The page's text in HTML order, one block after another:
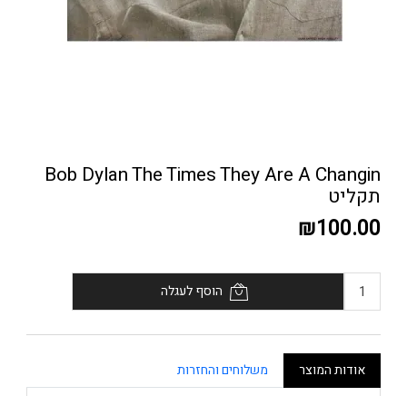
Bob Dylan The Times They Are A Changin
תקליט
₪100.00
הוסף לעגלה
אודות המוצר משלוחים והחזרות